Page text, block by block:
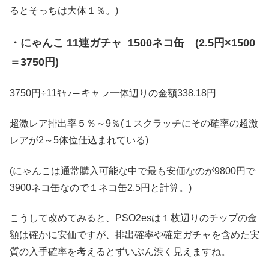
るとそっちは大体１％。)
・にゃんこ 11連ガチャ 1500ネコ缶 (2.5円×1500
＝3750円)
3750円÷11ｷｬﾗ＝キャラ一体辺りの金額338.18円
超激レア排出率５％～9％(１スクラッチにその確率の超激
レアが2～5体位仕込まれている)
(にゃんこは通常購入可能な中で最も安価なのが9800円で
3900ネコ缶なので１ネコ缶2.5円と計算。)
こうして改めてみると、PSO2esは１枚辺りのチップの金
額は確かに安価ですが、排出確率や確定ガチャを含めた実
質の入手確率を考えるとずいぶん渋く見えますね。